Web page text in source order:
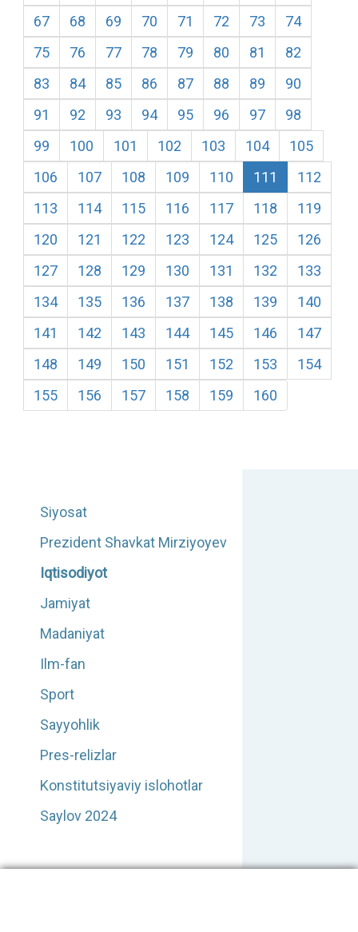
67
68 69 70 71 72 73
74
75
76 77 78 79 80 81
82
83
84 85 86 87 88 89
90
91
92 93 94 95 96 97
98
99
100 101 102 103 104
105
106
107 108 109 110 111
112
113
114 115 116 117 118
119
120
121 122 123 124 125
126
127
128 129 130 131 132
133
134
135 136 137 138 139
140
141
142 143 144 145 146
147
148
149 150 151 152 153
154
155
156 157 158 159 160
Siyosat
Prezident Shavkat Mirziyoyev
Iqtisodiyot
Jamiyat
Madaniyat
Ilm-fan
Sport
Sayyohlik
Pres-relizlar
Konstitutsiyaviy islohotlar
Saylov 2024